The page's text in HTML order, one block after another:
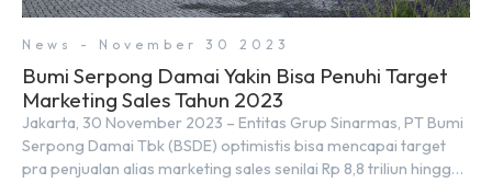
News - November 30 2023
Bumi Serpong Damai Yakin Bisa Penuhi Target
Marketing Sales Tahun 2023
Jakarta, 30 November 2023 – Entitas Grup Sinarmas, PT Bumi
Serpong Damai Tbk (BSDE) optimistis bisa mencapai target
pra penjualan alias marketing sales senilai Rp 8,8 triliun hingga